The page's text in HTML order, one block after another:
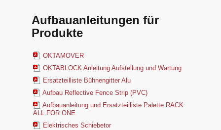
Aufbauanleitungen für
Produkte
OKTAMOVER
OKTABLOCK Anleitung Aufstellung und Wartung
Ersatzteilliste Bühnengitter Alu
Aufbau Reflective Fence Strip (PVC)
Aufbauanleitung und Ersatzteilliste Palette RACK
ALL FOR ONE
Elektrisches Schiebetor